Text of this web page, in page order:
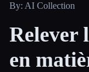
Toutes les
By: AI Collection
Relever
en